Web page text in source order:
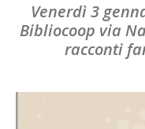
Venerdì 3
Bibliocoop via
racconti